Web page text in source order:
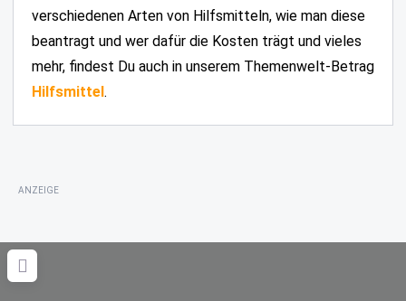
verschiedenen Arten von Hilfsmitteln, wie man diese
beantragt und wer dafür die Kosten trägt und vieles
mehr, findest Du auch in unserem Themenwelt-Betrag
Hilfsmittel.
ANZEIGE